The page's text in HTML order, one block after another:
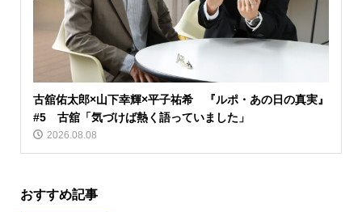
古舘佑太郎×山下幸輝×平子祐希 『ルポ・あの日の真実』
#5 古舘「気づけば熱く語っていました」
2026.08.08
おすすめ記事